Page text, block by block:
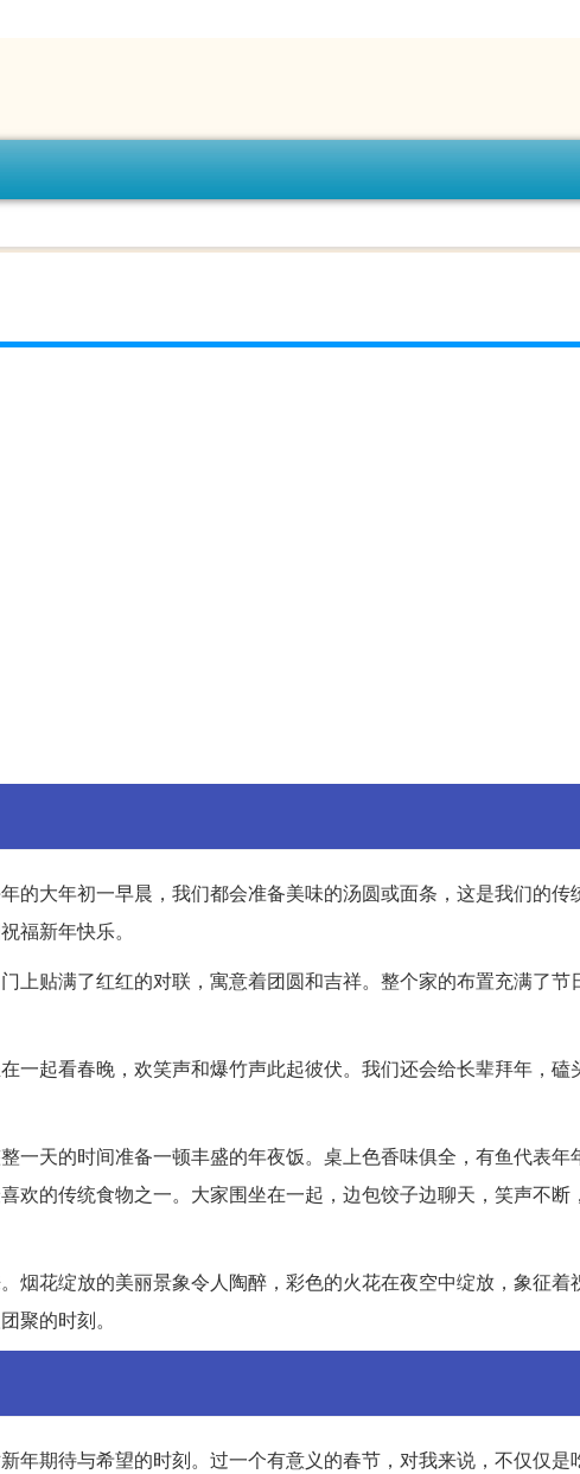
的大年初一早晨，我们都会准备美味的汤圆或面条，这是我们的传
福新年快乐。
上贴满了红红的对联，寓意着团圆和吉祥。整个家的布置充满了节
一起看春晚，欢笑声和爆竹声此起彼伏。我们还会给长辈拜年，磕
一天的时间准备一顿丰盛的年夜饭。桌上色香味俱全，有鱼代表年
欢的传统食物之一。大家围坐在一起，边包饺子边聊天，笑声不断
烟花绽放的美丽景象令人陶醉，彩色的火花在夜空中绽放，象征着
聚的时刻。
年期待与希望的时刻。过一个有意义的春节，对我来说，不仅仅是